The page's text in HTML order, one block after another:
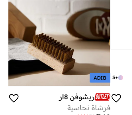
+
5
ADIB
ريشوفن 8ار
فرشاة نحاسية